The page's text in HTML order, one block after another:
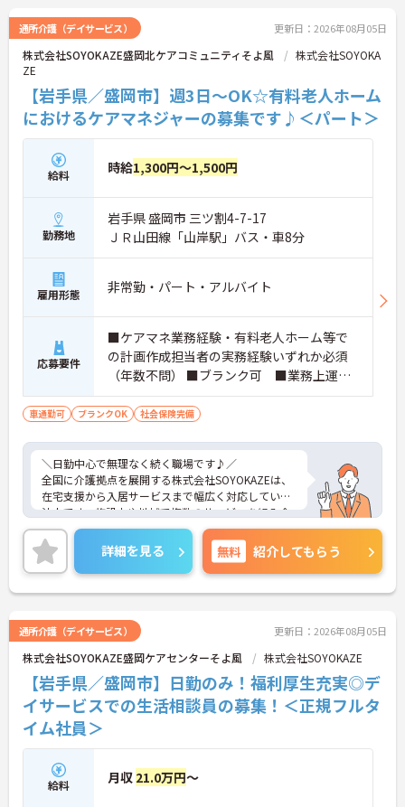
通所介護（デイサービス） 更新日：2026年08月05日
株式会社SOYOKAZE盛岡北ケアコミュニティそよ風
株式会社SOYOKA
ZE
【岩手県／盛岡市】週3日～OK☆有料老人ホーム
におけるケアマネジャーの募集です♪＜パート＞
給料 時給1,300円～1,500円
勤務地
岩手県 盛岡市 三ツ割4-7-17
ＪＲ山田線「山岸駅」バス・車8分
雇用形態 非常勤・パート・アルバイト
応募要件
■ケアマネ業務経験・有料老人ホーム等で
の計画作成担当者の実務経験いずれか必須
（年数不問） ■ブランク可 ■業務上運転
あり
車通勤可 ブランクOK 社会保険完備
＼日勤中心で無理なく続く職場です♪／
全国に介護拠点を展開する株式会社SOYOKAZEは、
在宅支援から入居サービスまで幅広く対応している
法人です。施設内や地域で複数のサービスを組み合
わせながら、高齢者の生活を総合的に支える体制を
大切にしています。多職種での情報共有もしっかり
しており、ケアマネジャーとして全体像を見ながら
関われるのが魅力です。働き方は「日勤中心×残業
少なめ」で、生活リズムを整えやすい環境。研修や
も安心してスタートできる職場です。
■ 「日勤だけ」で整う安定ワーク♪
生活リズムを大切にしたい方にピッタリです。
・「8:30～17:30の日勤固定」で規則正しく勤務
・残業はほぼなしでメリハリのある働き方
・週3日～相談OKで無理なくスタート可能
■ プライベートも安心の柔軟な環境♪
詳細を見る 無料 紹介してもらう
通所介護（デイサービス） 更新日：2026年08月05日
株式会社SOYOKAZE盛岡ケアセンターそよ風 株式会社SOYOKAZE
【岩手県／盛岡市】日勤のみ！福利厚生充実◎デ
イサービスでの生活相談員の募集！＜正規フルタ
イム社員＞
給料 月収 21.0万円～